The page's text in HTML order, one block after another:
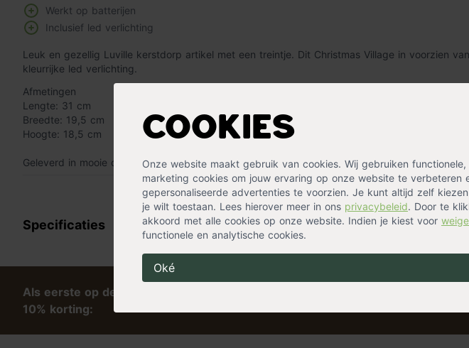
Cookies
Onze website maakt gebruik van cookies. Wij gebruiken functionele,
marketing cookies om jouw ervaring op onze website te verbeteren
gepersonaliseerde advertenties te voorzien. Je kunt altijd zelf
je wilt toestaan. Lees hierover meer in ons privacybeleid. Door te
akkoord met alle cookies op onze website. Indien je kiest voor
functionele en analytische cookies.
Oké
Werkt op batterijen
Inclusief led verlichting
Leuk en gezellig Luville kerstdorp artikel met een treintje. Dit Christmas Village in voorzien van
kleurrijke led verlichting.
« Lees minder
Afmetingen
Lengte: 31 cm
Breedte: 19,5 cm
Hoogte: 18,5 cm
Geleverd in mooie cadeaudoos.
Specificaties
Als eerste op de hoogte van tips en exclusieve korting? Laat je emailadres
10% korting: